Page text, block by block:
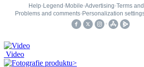
Video